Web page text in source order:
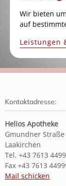
Wir bieten
auf
Leistungen
Kontaktadresse:
Helios Apotheke
Gmundner Straße
Laakirchen
Tel. +43 7613
Fax +43 7613
Mail schicken